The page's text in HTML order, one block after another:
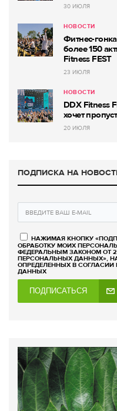
30 ИЮЛЯ
НОВОСТИ
Фитнес-
более 150
Fitness FEST
23 ИЮЛЯ
НОВОСТИ
DDX Fitness
хочет
20 ИЮЛЯ
ПОДПИСКА НА
НАЖИМАЯ КНОПКУ
ОБРАБОТКУ МОИХ
ФЕДЕРАЛЬНЫМ ЗАКОНОМ ОТ
ПЕРСОНАЛЬНЫХ ДАННЫХ»,
ОПРЕДЕЛЕННЫХ В
ДАННЫХ
ПОДПИСАТЬСЯ